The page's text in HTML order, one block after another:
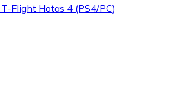
Flight Hotas 4 (PS4/PC)